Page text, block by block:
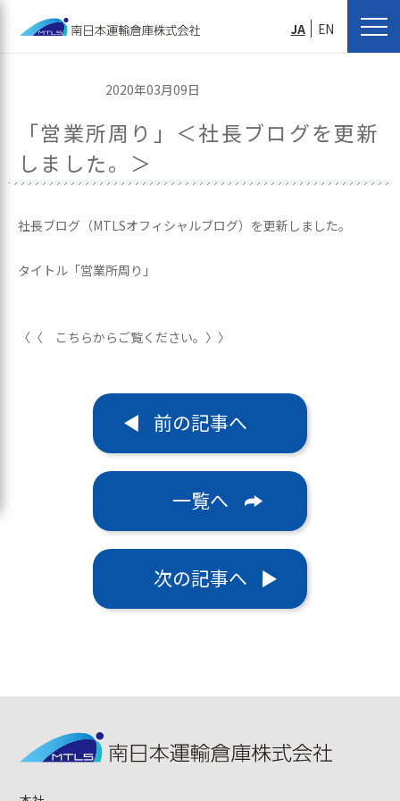
JA EN
2020年03月09日
「営業所周り」＜社長ブログを更新
しました。＞
社長ブログ（MTLSオフィシャルブログ）を更新しました。
タイトル「営業所周り」
〈〈 こちらからご覧ください。〉〉
前の記事へ
一覧へ
次の記事へ